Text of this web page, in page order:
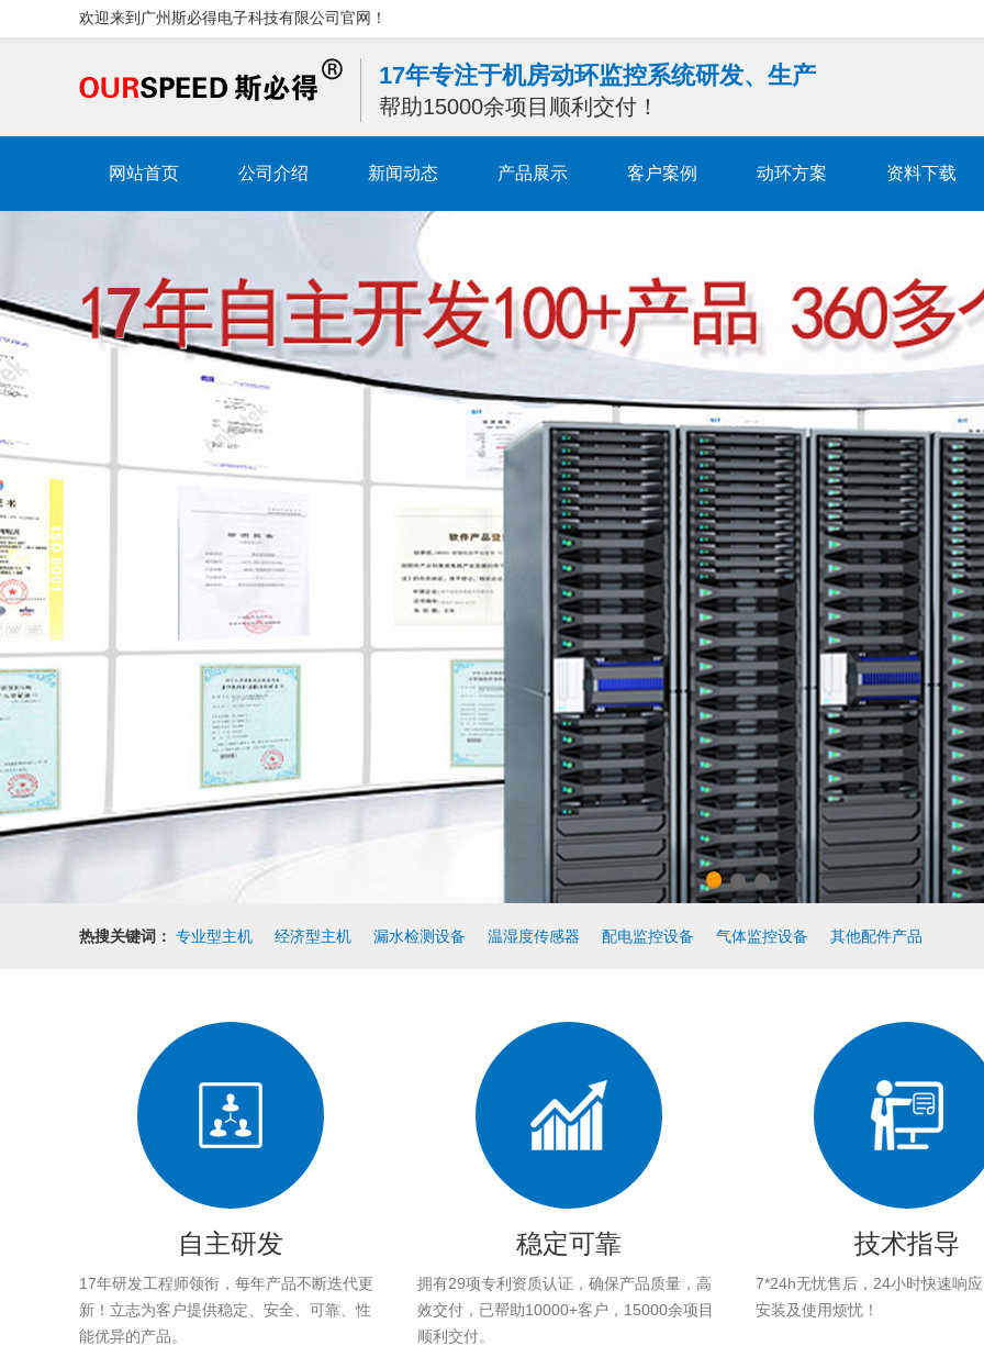
欢迎来到广州斯必得电子科技有限公司官网！
17年专注于机房动环监控系统研发、生产
帮助15000余项目顺利交付！
网站首页 公司介绍 新闻动态 产品展示 客户案例 动环方案 资料下载
热搜关键词： 专业型主机 经济型主机 漏水检测设备 温湿度传感器 配电监控设备 气体监控设备 其他配件产品
自主研发
17年研发工程师领衔，每年产品不断迭代更
新！立志为客户提供稳定、安全、可靠、性
能优异的产品。
稳定可靠
拥有29项专利资质认证，确保产品质量，高
效交付，已帮助10000+客户，15000余项目
顺利交付。
技术指导
7*24h无忧售后，24小时快速响
安装及使用烦忧！